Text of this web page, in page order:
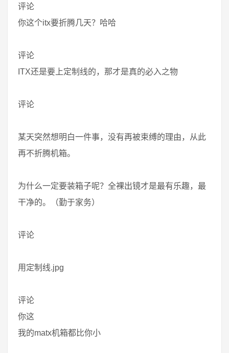
评论
你这个itx要折腾几天？哈哈
评论
ITX还是要上定制线的，那才是真的必入之物
评论
某天突然想明白一件事，没有再被束缚的理由，从此
再不折腾机箱。
为什么一定要装箱子呢？全裸出镜才是最有乐趣，最
干净的。（勤于家务）
评论
用定制线.jpg
评论
你这
我的matx机箱都比你小